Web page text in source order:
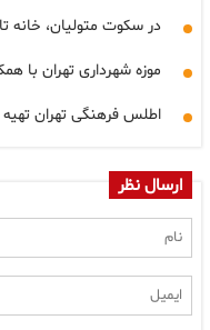
در سکوت متولیان، خانه
موزه شهرداری تهران با
اطلس فرهنگی تهران
ارسال نظر